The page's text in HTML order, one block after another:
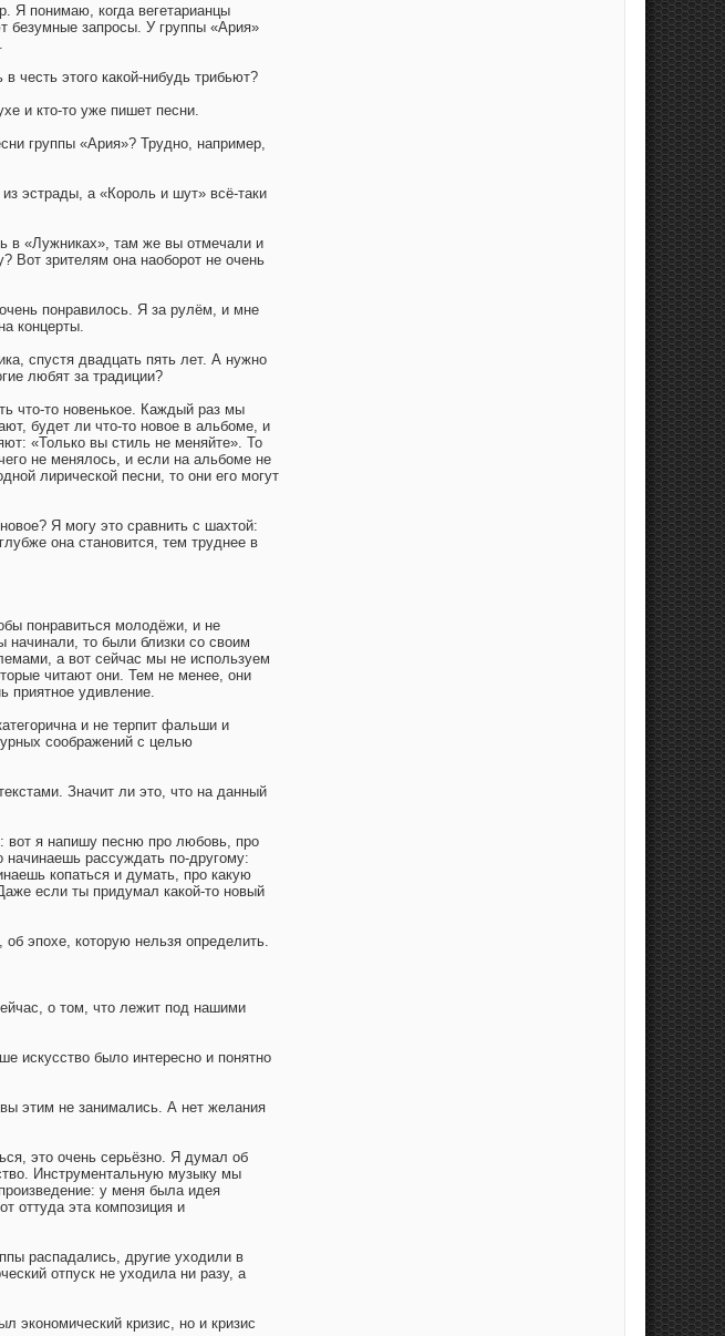
Я понимаю, когда вегетарианцы
безумные запросы. У группы «Ария»
честь этого какой-нибудь трибьют?
и кто-то уже пишет песни.
группы «Ария»? Трудно, например,
эстрады, а «Король и шут» всё-таки
в «Лужниках», там же вы отмечали и
Вот зрителям она наоборот не очень
понравилось. Я за рулём, и мне
концерты.
спустя двадцать пять лет. А нужно
любят за традиции?
что-то новенькое. Каждый раз мы
будет ли что-то новое в альбоме, и
«Только вы стиль не меняйте». То
не менялось, и если на альбоме не
лирической песни, то они его могут
Я могу это сравнить с шахтой:
она становится, тем труднее в
понравиться молодёжи, и не
начинали, то были близки со своим
а вот сейчас мы не используем
читают они. Тем не менее, они
приятное удивление.
и не терпит фальши и
соображений с целью
Значит ли это, что на данный
вот я напишу песню про любовь, про
начинаешь рассуждать по-другому:
копаться и думать, про какую
если ты придумал какой-то новый
эпохе, которую нельзя определить.
о том, что лежит под нашими
искусство было интересно и понятно
этим не занимались. А нет желания
это очень серьёзно. Я думал об
Инструментальную музыку мы
у меня была идея
оттуда эта композиция и
распадались, другие уходили в
отпуск не уходила ни разу, а
экономический кризис, но и кризис